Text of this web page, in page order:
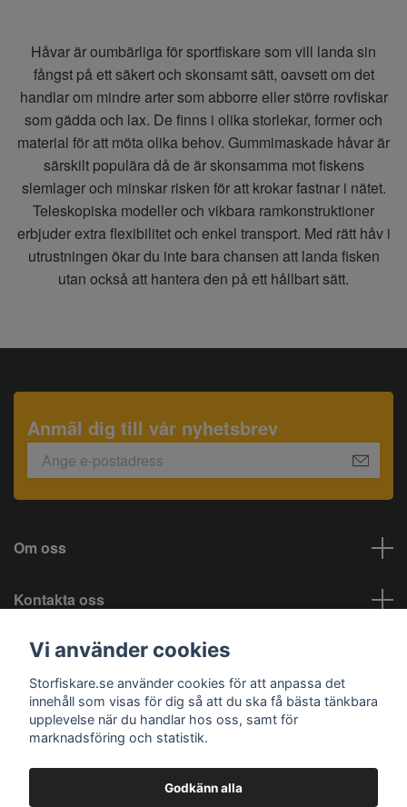
Håvar är oumbärliga för sportfiskare som vill landa sin
fångst på ett säkert och skonsamt sätt, oavsett om det
handlar om mindre arter som abborre eller större rovfiskar
som gädda och lax. De finns i olika storlekar, former och
material för att möta olika behov. Gummimaskade håvar är
särskilt populära då de är skonsamma mot fiskens
slemlager och minskar risken för att krokar fastnar i nätet.
Teleskopiska modeller och vikbara ramkonstruktioner
erbjuder extra flexibilitet och enkel transport. Med rätt håv i
utrustningen ökar du inte bara chansen att landa fisken
utan också att hantera den på ett hållbart sätt.
Anmäl dig till vår nyhetsbrev
Om oss
Kontakta oss
Information
Sociala medier
Vi använder cookies
Storfiskare.se använder cookies för att anpassa det
innehåll som visas för dig så att du ska få bästa tänkbara
upplevelse när du handlar hos oss, samt för
marknadsföring och statistik.
Godkänn alla